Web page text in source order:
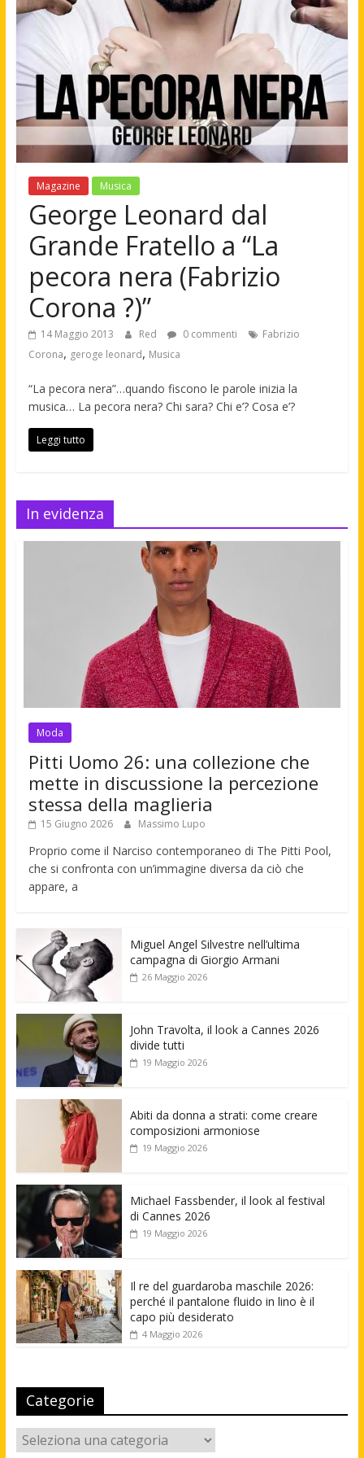
Magazine Musica
George Leonard dal
Grande Fratello a “La
pecora nera (Fabrizio
Corona ?)”
14 Maggio 2013 Red 0 commenti
Fabrizio
Corona, geroge leonard, Musica
“La pecora nera”…quando fiscono le parole inizia la
musica… La pecora nera? Chi sara? Chi e’? Cosa e’?
Leggi tutto
In evidenza
Moda
Pitti Uomo 26: una collezione che
mette in discussione la percezione
stessa della maglieria
15 Giugno 2026 Massimo Lupo
Proprio come il Narciso contemporaneo di The Pitti Pool,
che si confronta con un’immagine diversa da ciò che
appare, a
Miguel Angel Silvestre nell’ultima
campagna di Giorgio Armani
26 Maggio 2026
John Travolta, il look a Cannes 2026
divide tutti
19 Maggio 2026
Abiti da donna a strati: come creare
composizioni armoniose
19 Maggio 2026
Michael Fassbender, il look al festival
di Cannes 2026
19 Maggio 2026
Il re del guardaroba maschile 2026:
perché il pantalone fluido in lino è il
capo più desiderato
4 Maggio 2026
Categorie
Categorie